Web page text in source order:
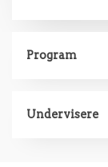
Program
Undervisere